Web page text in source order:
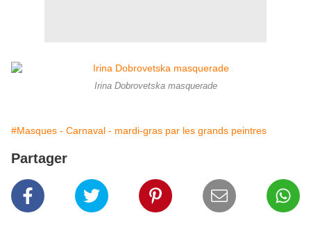
Irina Dobrovetska masquerade
#Masques - Carnaval - mardi-gras par les grands peintres
Partager